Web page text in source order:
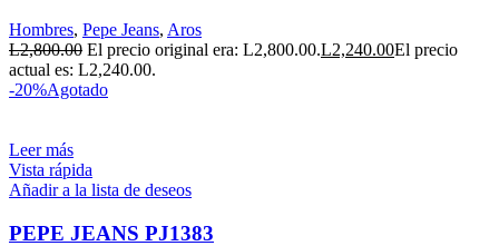
Hombres, Pepe Jeans, Aros
L2,800.00 El precio original era: L2,800.00.L2,240.00El precio
actual es: L2,240.00.
-20%Agotado
Leer más
Vista rápida
Añadir a la lista de deseos
PEPE JEANS PJ1383